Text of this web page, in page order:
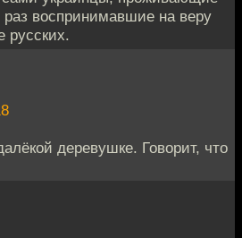
раз воспринимавшие на веру
русских.
деревушке. Говорит, что